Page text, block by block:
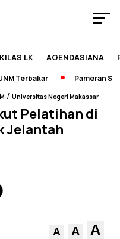
KILAS LK AGENDASIANA
Terbakar Pameran
/ Universitas Negeri Makassar
Pelatihan di
Jelantah
A A A